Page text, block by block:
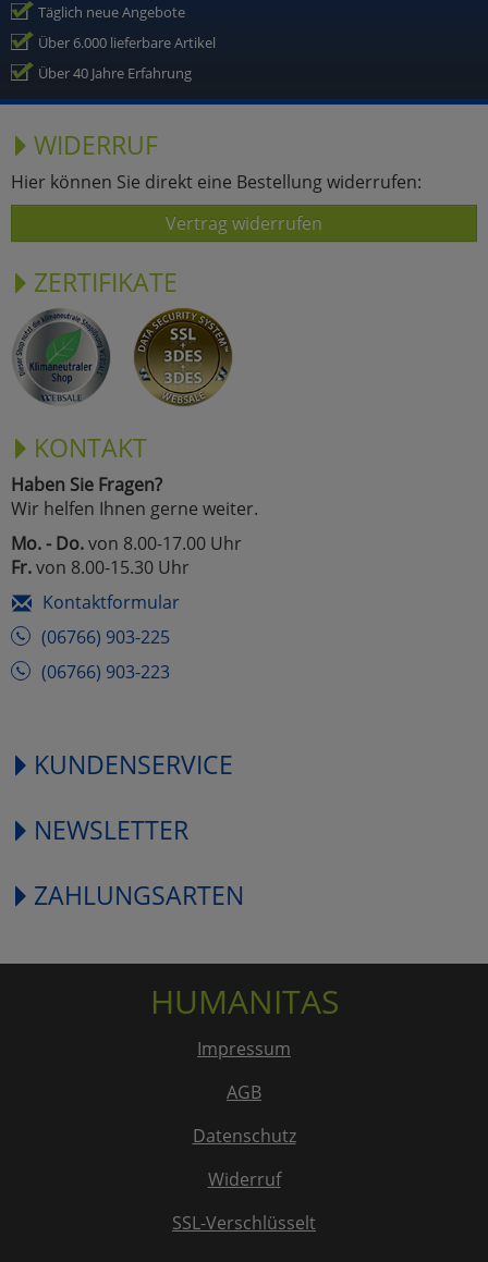
Täglich neue Angebote
Über 6.000 lieferbare Artikel
Über 40 Jahre Erfahrung
WIDERRUF
Hier können Sie direkt eine Bestellung widerrufen:
Vertrag widerrufen
ZERTIFIKATE
KONTAKT
Haben Sie Fragen?
Wir helfen Ihnen gerne weiter.
Mo. - Do.von 8.00-17.00 Uhr
Fr.von 8.00-15.30 Uhr
Kontaktformular
(06766) 903-225
(06766) 903-223
KUNDENSERVICE
NEWSLETTER
ZAHLUNGSARTEN
HUMANITAS
Impressum
AGB
Datenschutz
Widerruf
SSL-Verschlüsselt